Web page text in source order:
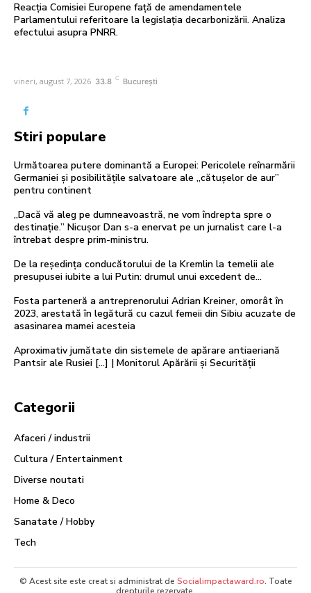
Reacția Comisiei Europene față de amendamentele
Parlamentului referitoare la legislația decarbonizării. Analiza
efectului asupra PNRR.
vineri, august 7, 2026 33.8 C București
Stiri populare
Următoarea putere dominantă a Europei: Pericolele reînarmării
Germaniei și posibilitățile salvatoare ale „cătușelor de aur”
pentru continent
„Dacă vă aleg pe dumneavoastră, ne vom îndrepta spre o
destinație.” Nicușor Dan s-a enervat pe un jurnalist care l-a
întrebat despre prim-ministru.
De la reședința conducătorului de la Kremlin la temelii ale
presupusei iubite a lui Putin: drumul unui excedent de…
Fosta parteneră a antreprenorului Adrian Kreiner, omorât în
2023, arestată în legătură cu cazul femeii din Sibiu acuzate de
asasinarea mamei acesteia
Aproximativ jumătate din sistemele de apărare antiaeriană
Pantsir ale Rusiei […] | Monitorul Apărării și Securității
Categorii
Afaceri / industrii
Cultura / Entertainment
Diverse noutati
Home & Deco
Sanatate / Hobby
Tech
© Acest site este creat si administrat de Socialimpactaward.ro. Toate